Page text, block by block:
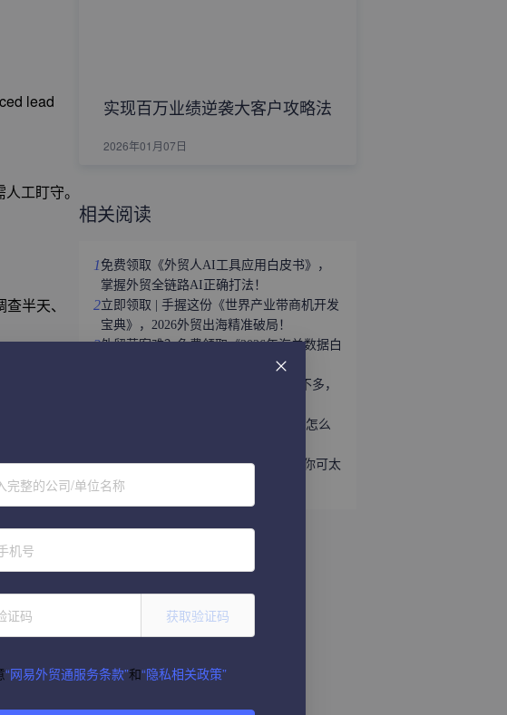
lead
工盯守。
半天、
实现百万业绩逆袭大客户攻略法
2026年01月07日
相关阅读
1 免费领取《外贸人AI工具应用白皮书》，
掌握外贸全链路AI正确打法！
2立即领取 | 手握这份《世界产业带商机开发
宝典》，2026外贸出海精准破局！
3外贸获客难？免费领取《2026年海关数据白
皮书》，帮你轻松打破信息差！
趁着用YouTube开发外贸客户的人还不多，
听说WhatsApp做外贸很猛？让我看看怎么
6做外贸还不会给国外客户打电话？那你可太
亏了
完整的公司/单位名称
获取验证码
“网易外贸通服务条款”和“隐私相关政策”